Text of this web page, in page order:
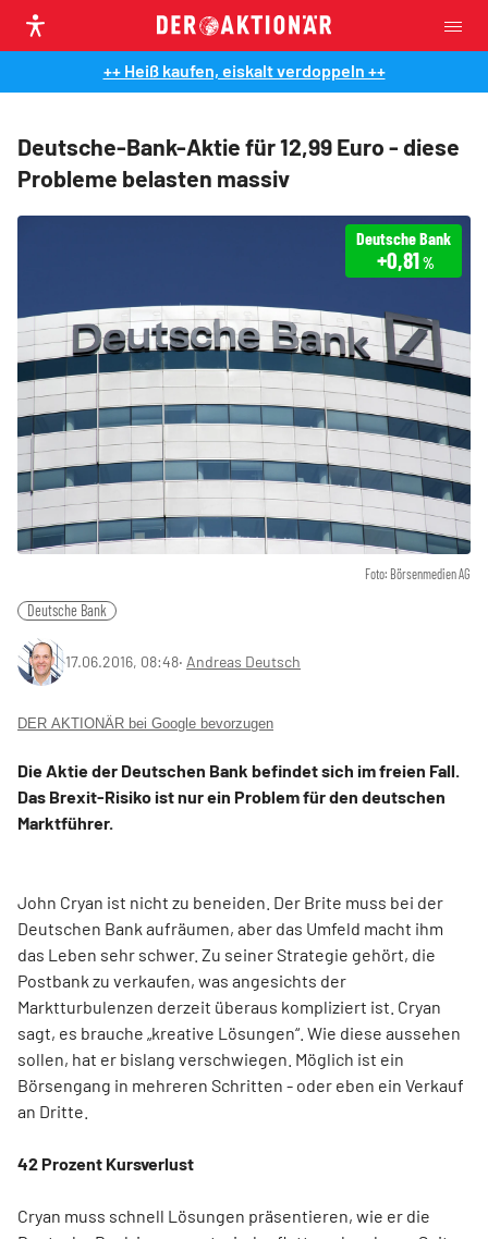
++ Heiß kaufen, eiskalt verdoppeln ++
Deutsche-Bank-Aktie für 12,99 Euro - diese
Probleme belasten massiv
Foto: Börsenmedien AG
Deutsche Bank
+0,81%
Deutsche Bank
17.06.2016, 08:48‧ Andreas Deutsch
DER AKTIONÄR bei Google bevorzugen
Die Aktie der Deutschen Bank befindet sich im freien Fall.
Das Brexit-Risiko ist nur ein Problem für den deutschen
Marktführer.
John Cryan ist nicht zu beneiden. Der Brite muss bei der
Deutschen Bank aufräumen, aber das Umfeld macht ihm
das Leben sehr schwer. Zu seiner Strategie gehört, die
Postbank zu verkaufen, was angesichts der
Marktturbulenzen derzeit überaus kompliziert ist. Cryan
sagt, es brauche „kreative Lösungen“. Wie diese aussehen
sollen, hat er bislang verschwiegen. Möglich ist ein
Börsengang in mehreren Schritten - oder eben ein Verkauf
an Dritte.
42 Prozent Kursverlust
Cryan muss schnell Lösungen präsentieren, wie er die